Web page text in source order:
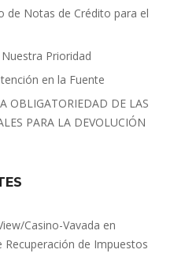
de Notas de Crédito para el
Prioridad
en la Fuente
OBLIGATORIEDAD DE LAS
PARA LA DEVOLUCIÓN
Casino-Vavada en
de Impuestos